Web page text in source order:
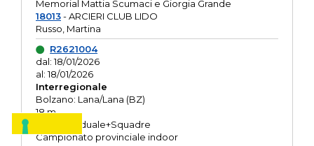
Memorial Mattia Scumaci e Giorgia Grande
18013- ARCIERI CLUB LIDO
Russo, Martina
R2621004
dal: 18/01/2026
al: 18/01/2026
Interregionale
Bolzano: Lana/Lana (BZ)
18 m
O.R. Individuale+Squadre
Campionato provinciale indoor